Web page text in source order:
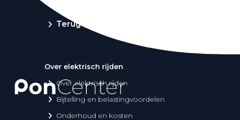
Terug
Over elektrisch rijden
Over elektrisch rijden
Bijtelling en belastingvoordelen
Onderhoud en kosten